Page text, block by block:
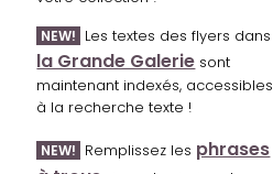
NEW! Les textes des flyers dans
la Grande Galerie sont
maintenant indexés, accessibles
à la recherche texte !
NEW! Remplissez les phrases